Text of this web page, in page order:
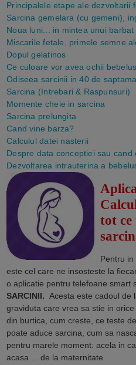
Principalele etape ale dezvoltarii
Sarcina gemelara (cu gemeni),
Noua luni... in mintea unui barbat
Miscarile fetale, primele semne
Dopul gelatinos
Ce culoare vor avea ochii
Odiseea sarcinii in 40 de
Sarcina (Intrebari & Raspunsuri)
Momente cheie in sarcina
Sarcina prelungita
Cand vine barza?
Calculul datei nasterii
Despre data conceptiei sau
Dezvoltarea intrauterina a
tot ce
Pentru
este cel care ne insosteste la
o aplicatie pentru telefoane smart
SARCINII. Acesta este cadoul de
graviduta care vrea sa stie in
din burtica, cum creste, ce teste
poate aduce sarcina, cum sa
pentru marele moment: acela in
acasa ... de la maternitate.